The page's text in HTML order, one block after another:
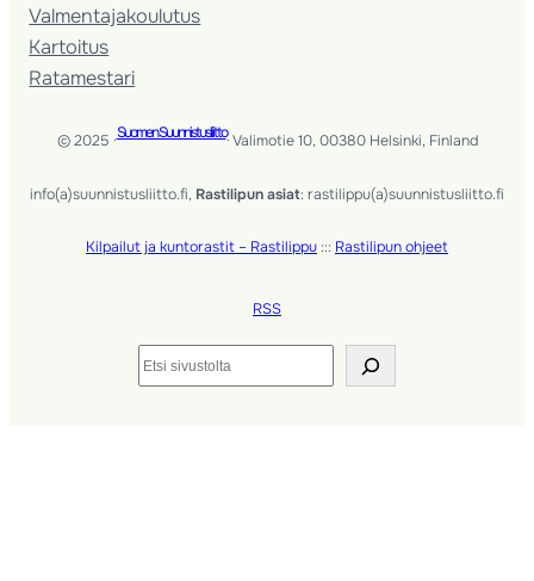
Valmentaja­koulutus
Kartoitus
Ratamestari
© 2025 ·Suomen Suunnistusliitto· Valimotie 10, 00380 Helsinki, Finland
info(a)suunnistusliitto.fi, Rastilipun asiat: rastilippu(a)suunnistusliitto.fi
Kilpailut ja kuntorastit – Rastilippu ::: Rastilipun ohjeet
RSS
Etsi